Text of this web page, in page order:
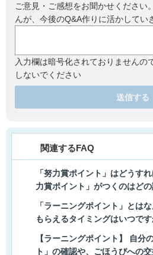
ご意見・ご感想をお聞かせください
んが、今後のQ&A作りに活かしてい
入力欄は暗号化されておりませんの
しないでください
送信する
関連するFAQ
「努力賞ポイント」はどうす
力賞ポイント」がつくのはど
「ラーニングポイント」とは
もらえるタイミングはいつです
【ラーニングポイント】 自分
ト」の確認や、ごほうびへの